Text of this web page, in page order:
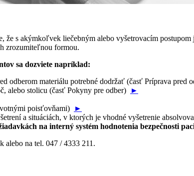
s akýmkoľvek liečebným alebo vyšetrovacím
zrozumiteľnou formou.
sa dozviete napríklad:
odberom materiálu potrebné dodržať (časť Príprava pred
alebo stolicu (časť Pokyny pre odber)
►
poisťovňami)
►
a situáciách, v ktorých je vhodné vyšetrenie
na interný systém hodnotenia bezpečnosti
alebo na tel. 047 / 4333 211.